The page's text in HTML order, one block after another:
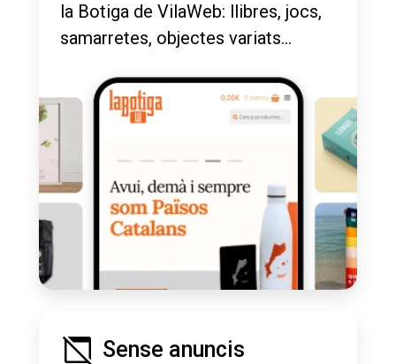
la Botiga de VilaWeb: llibres, jocs,
samarretes, objectes variats...
Sense anuncis